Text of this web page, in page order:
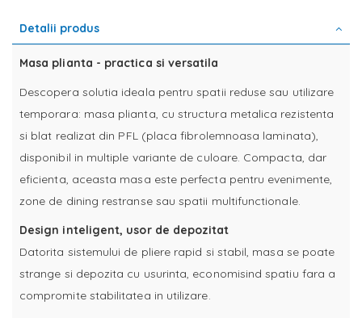
Detalii produs
Masa plianta - practica si versatila
Descopera solutia ideala pentru spatii reduse sau utilizare
temporara: masa plianta, cu structura metalica rezistenta
si blat realizat din PFL (placa fibrolemnoasa laminata),
disponibil in multiple variante de culoare. Compacta, dar
eficienta, aceasta masa este perfecta pentru evenimente,
zone de dining restranse sau spatii multifunctionale.
Design inteligent, usor de depozitat
Datorita sistemului de pliere rapid si stabil, masa se poate
strange si depozita cu usurinta, economisind spatiu fara a
compromite stabilitatea in utilizare.